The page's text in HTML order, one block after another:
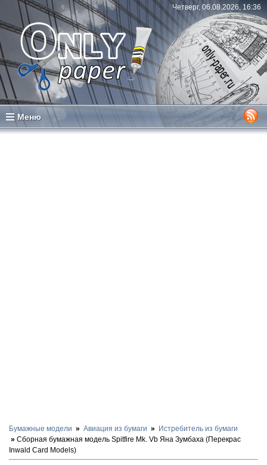
Четверг, 06.08.2026, 16:36
Меню
Бумажные модели Авиация из бумаги
Истребитель из бумаги
Сборная бумажная модель Spitfire Mk. Vb Яна Зумбаха (Перекрас
Inwald Card Models)